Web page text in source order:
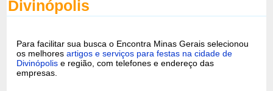
Divinópolis
Para facilitar sua busca o Encontra Minas Gerais selecionou
os melhoresartigos e serviços para festas na cidade de
Divinópolis e região, com telefones e endereço das
empresas.